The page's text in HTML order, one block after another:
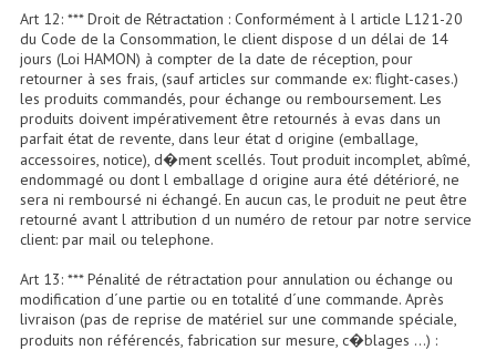
Flexibles Lumineux Leds
Guirlandes Lumineuse
Gyrophares À Leds
Lampes Ampoules
Ampoules - Tubes Lumière Noire Black Gun
Lampes À Décharges
Lampes De Couleurs
Lampes Dichroique
Art 12: *** Droit de Rétractation : Conformément à l article L121-20
du Code de la Consommation, le client dispose d un délai de 14
jours (Loi HAMON) à compter de la date de réception, pour
retourner à ses frais, (sauf articles sur commande ex: flight-cases.)
les produits commandés, pour échange ou remboursement. Les
produits doivent impérativement être retournés à evas dans un
parfait état de revente, dans leur état d origine (emballage,
accessoires, notice), d�ment scellés. Tout produit incomplet, abîmé,
endommagé ou dont l emballage d origine aura été détérioré, ne
sera ni remboursé ni échangé. En aucun cas, le produit ne peut être
retourné avant l attribution d un numéro de retour par notre service
client: par mail ou telephone.
Art 13: *** Pénalité de rétractation pour annulation ou échange ou
modification d´une partie ou en totalité d´une commande. Après
livraison (pas de reprise de matériel sur une commande spéciale,
produits non référencés, fabrication sur mesure, c�blages ...) :